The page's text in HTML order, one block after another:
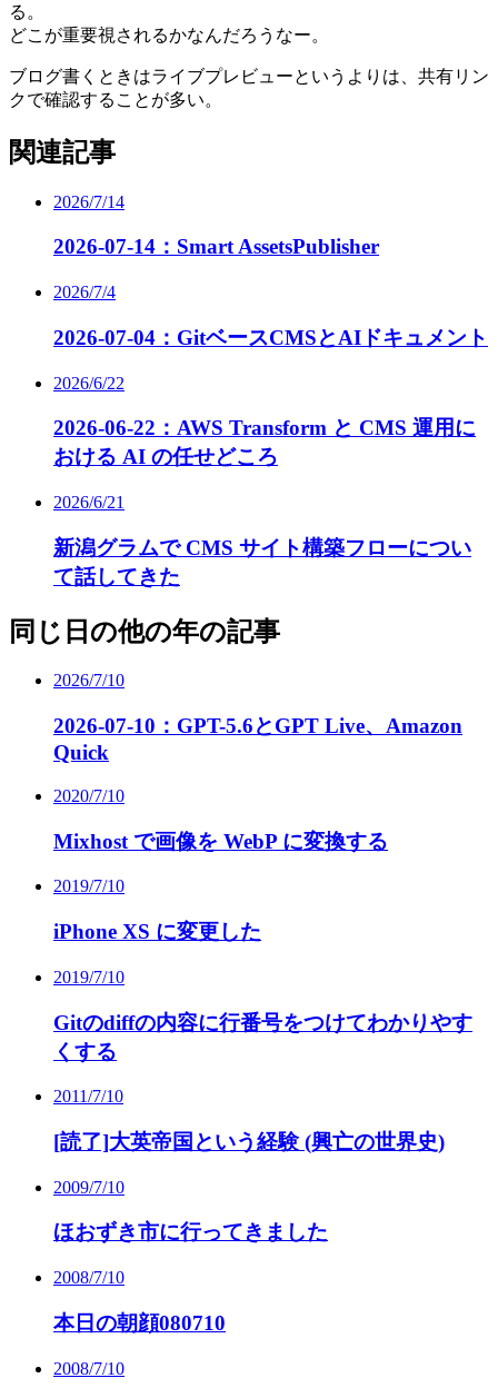
る。
どこが重要視されるかなんだろうなー。
ブログ書くときはライブプレビューというよりは、共有リン
クで確認することが多い。
関連記事
2026/7/14
2026-07-14：Smart AssetsPublisher
2026/7/4
2026-07-04：GitベースCMSとAIドキュメント
2026/6/22
2026-06-22：AWS Transform と CMS 運用に
おける AI の任せどころ
2026/6/21
新潟グラムで CMS サイト構築フローについ
て話してきた
同じ日の他の年の記事
2026/7/10
2026-07-10：GPT-5.6とGPT Live、Amazon
Quick
2020/7/10
Mixhost で画像を WebP に変換する
2019/7/10
iPhone XS に変更した
2019/7/10
Gitのdiffの内容に行番号をつけてわかりやす
くする
2011/7/10
[読了]大英帝国という経験 (興亡の世界史)
2009/7/10
ほおずき市に行ってきました
2008/7/10
本日の朝顔080710
2008/7/10